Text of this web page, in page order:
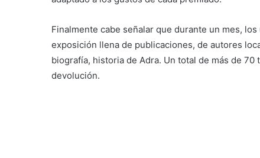
Finalmente cabe señalar que durante un mes,
exposición llena de publicaciones, de autores
biografía, historia de Adra. Un total de más de
devolución.